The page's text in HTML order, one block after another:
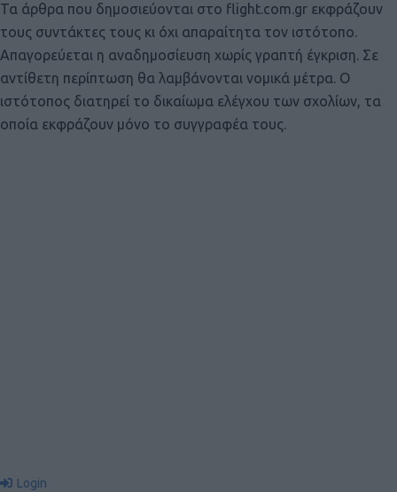
Τα άρθρα που δημοσιεύονται στο flight.com.gr εκφράζουν
τους συντάκτες τους κι όχι απαραίτητα τον ιστότοπο.
Απαγορεύεται η αναδημοσίευση χωρίς γραπτή έγκριση. Σε
αντίθετη περίπτωση θα λαμβάνονται νομικά μέτρα. Ο
ιστότοπος διατηρεί το δικαίωμα ελέγχου των σχολίων, τα
οποία εκφράζουν μόνο το συγγραφέα τους.
Login